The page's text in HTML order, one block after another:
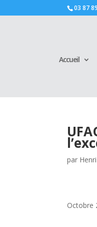
03 87
Accueil
par
Octobre